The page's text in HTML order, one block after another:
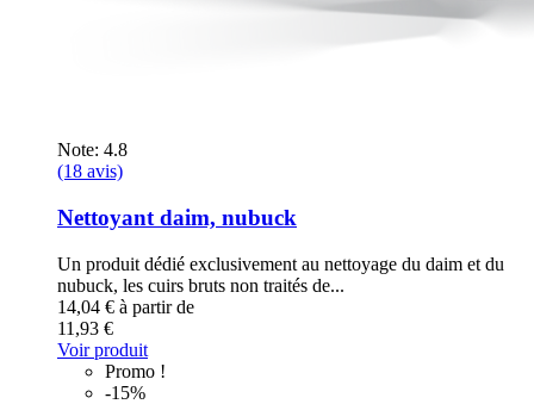
Note: 4.8
(18 avis)
Nettoyant daim, nubuck
Un produit dédié exclusivement au nettoyage du daim et du
nubuck, les cuirs bruts non traités de...
14,04 € à partir de
11,93 €
Voir produit
Promo !
-15%